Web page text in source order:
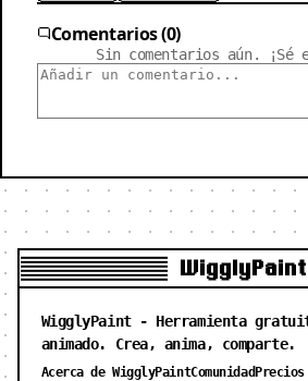
Comentarios (0)
Sin comentarios aún. ¡Sé
WigglyPaint
WigglyPaint - Herramienta
animado. Crea, anima, comparte.
Acerca de WigglyPaintComunidad